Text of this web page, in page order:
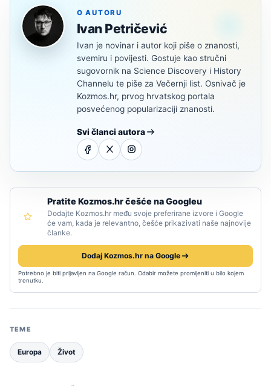
O AUTORU
Ivan Petričević
Ivan je novinar i autor koji piše o znanosti,
svemiru i povijesti. Gostuje kao stručni
sugovornik na Science Discovery i History
Channelu te piše za Večernji list. Osnivač je
Kozmos.hr, prvog hrvatskog portala
posvećenog popularizaciji znanosti.
Svi članci autora
Pratite Kozmos.hr češće na Googleu
Dodajte Kozmos.hr među svoje preferirane izvore i Google
će vam, kada je relevantno, češće prikazivati naše najnovije
članke.
Dodaj Kozmos.hr na Google
Potrebno je biti prijavljen na Google račun. Odabir možete promijeniti u bilo kojem
trenutku.
TEME
Europa Život